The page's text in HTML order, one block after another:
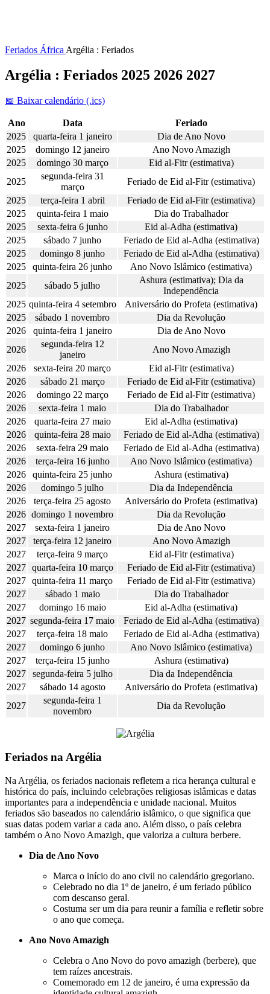
Feriados África Argélia : Feriados
Argélia : Feriados 2025 2026 2027
📅 Baixar calendário (.ics)
Ano Data
Feriado
2025
quarta-feira 1 janeiro
Dia de Ano Novo
2025
domingo 12 janeiro
Ano Novo Amazigh
2025
domingo 30 março
Eid al-Fitr (estimativa)
2025
segunda-feira 31
março
Feriado de Eid al-Fitr (estimativa)
2025
terça-feira 1 abril
Feriado de Eid al-Fitr (estimativa)
2025
quinta-feira 1 maio
Dia do Trabalhador
2025
sexta-feira 6 junho
Eid al-Adha (estimativa)
2025
sábado 7 junho
Feriado de Eid al-Adha (estimativa)
2025
domingo 8 junho
Feriado de Eid al-Adha (estimativa)
2025
quinta-feira 26 junho
Ano Novo Islâmico (estimativa)
2025
sábado 5 julho
Ashura (estimativa); Dia da
Independência
2025 quinta-feira 4 setembro
Aniversário do Profeta (estimativa)
2025
sábado 1 novembro
Dia da Revolução
2026
quinta-feira 1 janeiro
Dia de Ano Novo
2026
segunda-feira 12
janeiro
Ano Novo Amazigh
2026
sexta-feira 20 março
Eid al-Fitr (estimativa)
2026
sábado 21 março
Feriado de Eid al-Fitr (estimativa)
2026
domingo 22 março
Feriado de Eid al-Fitr (estimativa)
2026
sexta-feira 1 maio
Dia do Trabalhador
2026
quarta-feira 27 maio
Eid al-Adha (estimativa)
2026
quinta-feira 28 maio
Feriado de Eid al-Adha (estimativa)
2026
sexta-feira 29 maio
Feriado de Eid al-Adha (estimativa)
2026
terça-feira 16 junho
Ano Novo Islâmico (estimativa)
2026
quinta-feira 25 junho
Ashura (estimativa)
2026
domingo 5 julho
Dia da Independência
2026
terça-feira 25 agosto
Aniversário do Profeta (estimativa)
2026 domingo 1 novembro
Dia da Revolução
2027
sexta-feira 1 janeiro
Dia de Ano Novo
2027
terça-feira 12 janeiro
Ano Novo Amazigh
2027
terça-feira 9 março
Eid al-Fitr (estimativa)
2027 quarta-feira 10 março
Feriado de Eid al-Fitr (estimativa)
2027 quinta-feira 11 março
Feriado de Eid al-Fitr (estimativa)
2027
sábado 1 maio
Dia do Trabalhador
2027
domingo 16 maio
Eid al-Adha (estimativa)
2027 segunda-feira 17 maio
Feriado de Eid al-Adha (estimativa)
2027
terça-feira 18 maio
Feriado de Eid al-Adha (estimativa)
2027
domingo 6 junho
Ano Novo Islâmico (estimativa)
2027
terça-feira 15 junho
Ashura (estimativa)
2027
segunda-feira 5 julho
Dia da Independência
2027
sábado 14 agosto
Aniversário do Profeta (estimativa)
2027
segunda-feira 1
novembro
Dia da Revolução
Feriados na Argélia
Na Argélia, os feriados nacionais refletem a rica herança cultural e
histórica do país, incluindo celebrações religiosas islâmicas e datas
importantes para a independência e unidade nacional. Muitos
feriados são baseados no calendário islâmico, o que significa que
suas datas podem variar a cada ano. Além disso, o país celebra
também o Ano Novo Amazigh, que valoriza a cultura berbere.
Dia de Ano Novo
Marca o início do ano civil no calendário gregoriano.
Celebrado no dia 1º de janeiro, é um feriado público
com descanso geral.
Costuma ser um dia para reunir a família e refletir sobre
o ano que começa.
Ano Novo Amazigh
Celebra o Ano Novo do povo amazigh (berbere), que
tem raízes ancestrais.
Comemorado em 12 de janeiro, é uma expressão da